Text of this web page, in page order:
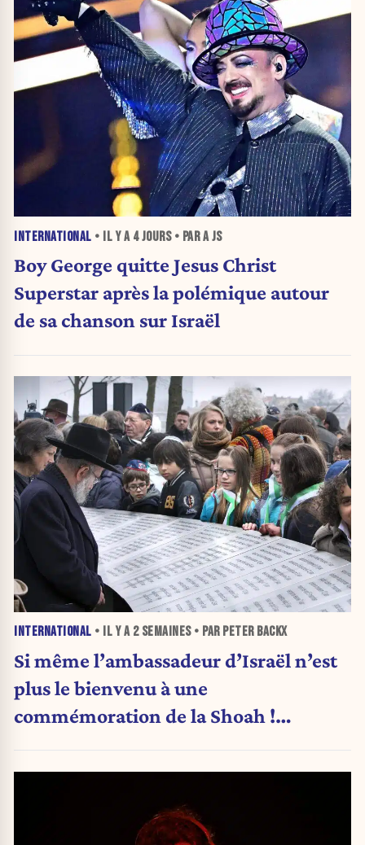
INTERNATIONAL • IL Y A 4 JOURS• PAR A JS
Boy George quitte Jesus Christ
Superstar après la polémique autour
de sa chanson sur Israël
INTERNATIONAL • IL Y A 2 SEMAINES• PAR PETER BACKX
Si même l’ambassadeur d’Israël n’est
plus le bienvenu à une
commémoration de la Shoah !